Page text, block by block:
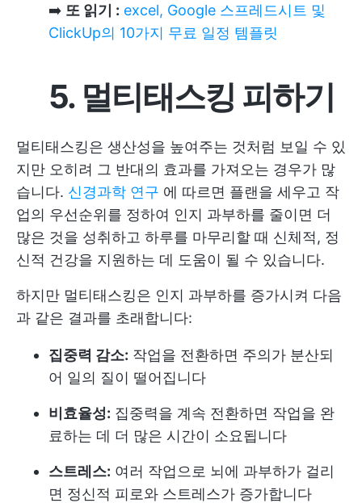
➡️ 또 읽기 : excel, Google 스프레드시트 및
ClickUp의 10가지 무료 일정 템플릿
5. 멀티태스킹 피하기
멀티태스킹은 생산성을 높여주는 것처럼 보일 수 있
지만 오히려 그 반대의 효과를 가져오는 경우가 많
습니다. 신경과학 연구 에 따르면 플랜을 세우고 작
업의 우선순위를 정하여 인지 과부하를 줄이면 더
많은 것을 성취하고 하루를 마무리할 때 신체적, 정
신적 건강을 지원하는 데 도움이 될 수 있습니다.
하지만 멀티태스킹은 인지 과부하를 증가시켜 다음
과 같은 결과를 초래합니다:
집중력 감소: 작업을 전환하면 주의가 분산되
어 일의 질이 떨어집니다
비효율성: 집중력을 계속 전환하면 작업을 완
료하는 데 더 많은 시간이 소요됩니다
스트레스: 여러 작업으로 뇌에 과부하가 걸리
면 정신적 피로와 스트레스가 증가합니다